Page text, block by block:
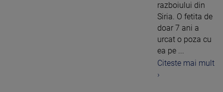
razboiului din
Siria. O fetita de
doar 7 ani a
urcat o poza cu
ea pe ...
Citeste mai mult
›